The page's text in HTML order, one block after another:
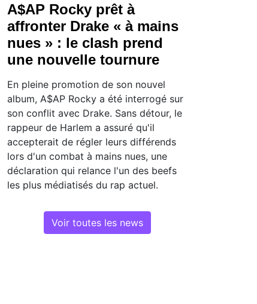
A$AP Rocky prêt à
affronter Drake « à mains
nues » : le clash prend
une nouvelle tournure
En pleine promotion de son nouvel
album, A$AP Rocky a été interrogé sur
son conflit avec Drake. Sans détour, le
rappeur de Harlem a assuré qu'il
accepterait de régler leurs différends
lors d'un combat à mains nues, une
déclaration qui relance l'un des beefs
les plus médiatisés du rap actuel.
Voir toutes les news